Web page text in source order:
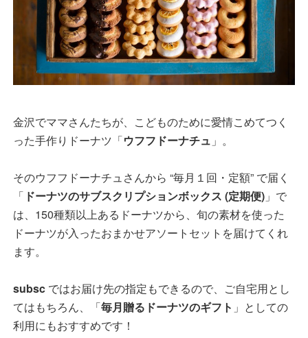
金沢でママさんたちが、こどものために愛情こめてつく
った手作りドーナツ「ウフフドーナチュ 」。
そのウフフドーナチュさんから “毎月１回・定額” で届く
「 ドーナツのサブスクリプションボックス (定期便) 」で
は、150種類以上あるドーナツから、旬の素材を使った
ドーナツが入ったおまかせアソートセットを届けてくれ
ます。
subsc ではお届け先の指定もできるので、ご自宅用とし
てはもちろん、「毎月贈るドーナツのギフト 」としての
利用にもおすすめです！